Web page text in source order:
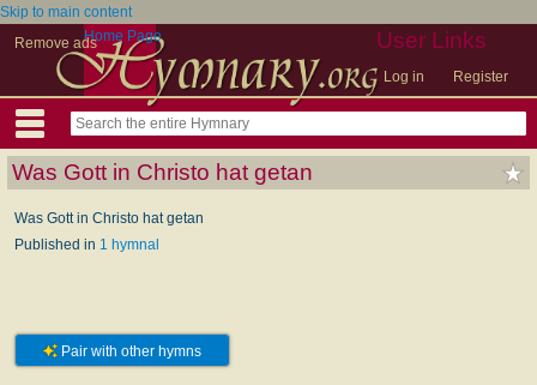
Skip to main content
Remove ads
User Links
Log in Register
Home Page
Was Gott in Christo hat getan
Was Gott in Christo hat getan
Published in 1 hymnal
Pair with other hymns